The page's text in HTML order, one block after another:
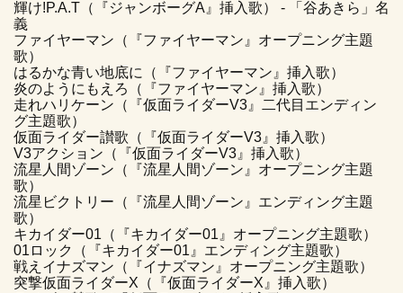
輝け!P.A.T（『ジャンボーグA』挿入歌） - 「谷あきら」名
義
ファイヤーマン（『ファイヤーマン』オープニング主題
歌）
はるかな青い地底に（『ファイヤーマン』挿入歌）
炎のようにもえろ（『ファイヤーマン』挿入歌）
走れハリケーン（『仮面ライダーV3』二代目エンディン
グ主題歌）
仮面ライダー讃歌（『仮面ライダーV3』挿入歌）
V3アクション（『仮面ライダーV3』挿入歌）
流星人間ゾーン（『流星人間ゾーン』オープニング主題
歌）
流星ビクトリー（『流星人間ゾーン』エンディング主題
歌）
キカイダー01（『キカイダー01』オープニング主題歌）
01ロック（『キカイダー01』エンディング主題歌）
戦えイナズマン（『イナズマン』オープニング主題歌）
突撃仮面ライダーX（『仮面ライダーX』挿入歌）